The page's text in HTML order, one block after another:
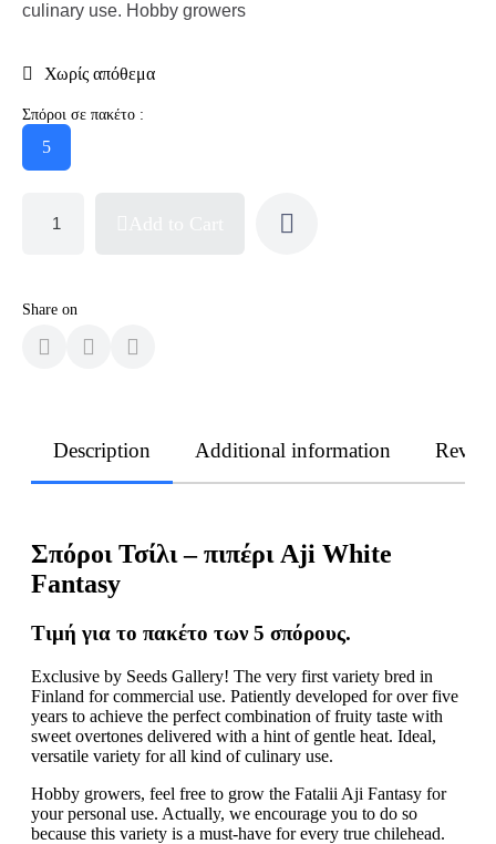
culinary use. Hobby growers
Χωρίς απόθεμα
Σπόροι σε πακέτο :
5
Share on
Description Additional information
Σπόροι Τσίλι – πιπέρι Aji White
Fantasy
Τιμή για το πακέτο των 5 σπόρους.
Exclusive by Seeds Gallery! The very first variety bred in
Finland for commercial use. Patiently developed for over five
years to achieve the perfect combination of fruity taste with
sweet overtones delivered with a hint of gentle heat. Ideal,
versatile variety for all kind of culinary use.
Hobby growers, feel free to grow the Fatalii Aji Fantasy for
your personal use. Actually, we encourage you to do so
because this variety is a must-have for every true chilehead.